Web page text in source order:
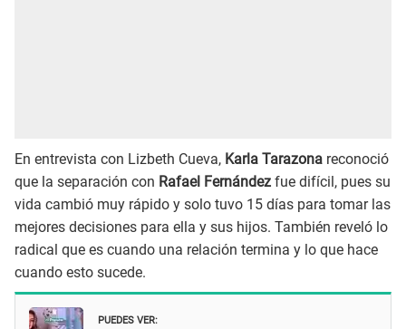
En entrevista con Lizbeth Cueva, Karla Tarazona reconoció
que la separación con Rafael Fernández fue difícil, pues su
vida cambió muy rápido y solo tuvo 15 días para tomar las
mejores decisiones para ella y sus hijos. También reveló lo
radical que es cuando una relación termina y lo que hace
cuando esto sucede.
PUEDES VER: